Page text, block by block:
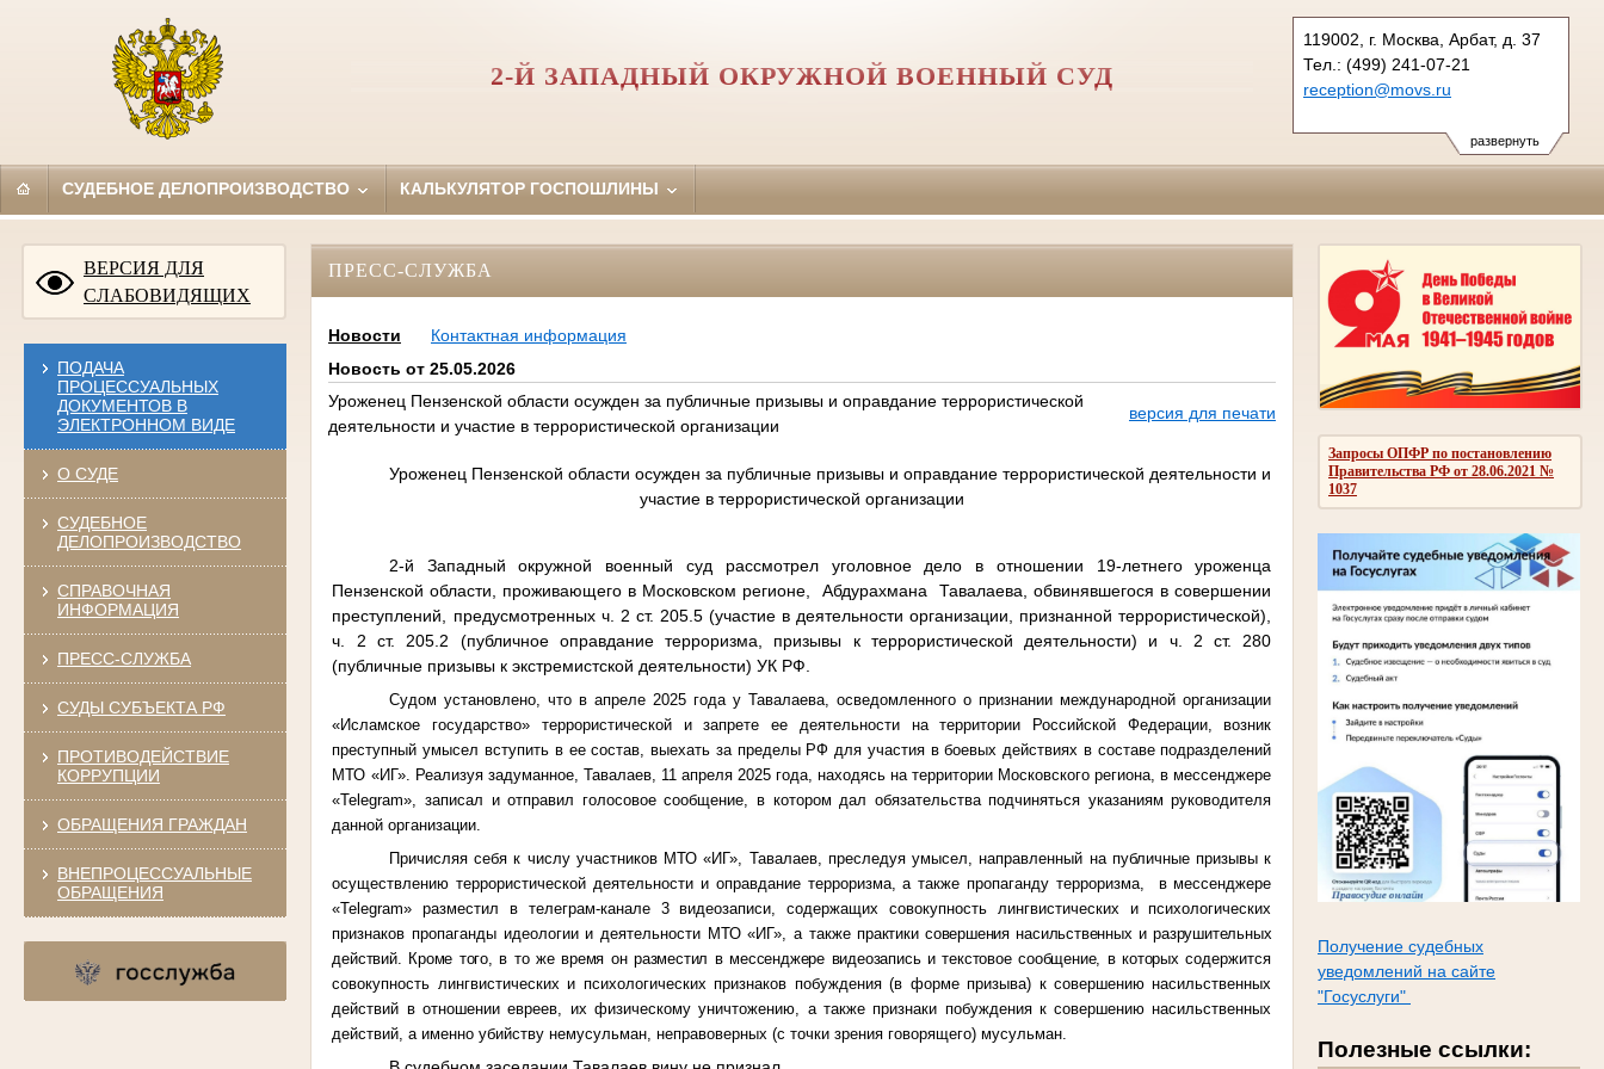
развернуть
119002, г. Москва, Арбат, д. 37
Тел.: (499) 241-07-21
reception@movs.ru
2-Й ЗАПАДНЫЙ ОКРУЖНОЙ ВОЕННЫЙ СУД
СУДЕБНОЕ ДЕЛОПРОИЗВОДСТВО КАЛЬКУЛЯТОР ГОСПОШЛИНЫ
ВЕРСИЯ ДЛЯ
СЛАБОВИДЯЩИХ
ПОДАЧА
ПРОЦЕССУАЛЬНЫХ
ДОКУМЕНТОВ В
ЭЛЕКТРОННОМ ВИДЕ
О СУДЕ
СУДЕБНОЕ
ДЕЛОПРОИЗВОДСТВО
СПРАВОЧНАЯ
ИНФОРМАЦИЯ
ПРЕСС-СЛУЖБА
СУДЫ СУБЪЕКТА РФ
ПРОТИВОДЕЙСТВИЕ
КОРРУПЦИИ
ОБРАЩЕНИЯ ГРАЖДАН
ВНЕПРОЦЕССУАЛЬНЫЕ
ОБРАЩЕНИЯ
Запросы ОПФР по постановлению
Правительства РФ от 28.06.2021 №
1037
Получение судебных
уведомлений на сайте
"Госуслуги"
Полезные ссылки:
ПРЕСС-СЛУЖБА
Новости
Контактная информация
Новость от 25.05.2026
Уроженец Пензенской области осужден за публичные призывы и оправдание террористической
деятельности и участие в террористической организации
версия для печати
Уроженец Пензенской области осужден за публичные призывы и оправдание террористической деятельности и
участие в террористической организации
2-й Западный окружной военный суд рассмотрел уголовное дело в отношении 19-летнего уроженца
Пензенской области, проживающего в Московском регионе, Абдурахмана Тавалаева, обвинявшегося в совершении
преступлений, предусмотренных ч. 2 ст. 205.5 (участие в деятельности организации, признанной террористической),
ч. 2 ст. 205.2 (публичное оправдание терроризма, призывы к террористической деятельности) и ч. 2 ст. 280
(публичные призывы к экстремистской деятельности) УК РФ.
Судом установлено, что в апреле 2025 года у Тавалаева, осведомленного о признании международной организации
«Исламское государство» террористической и запрете ее деятельности на территории Российской Федерации, возник
преступный умысел вступить в ее состав, выехать за пределы РФ для участия в боевых действиях в составе подразделений
МТО «ИГ». Реализуя задуманное, Тавалаев, 11 апреля 2025 года, находясь на территории Московского региона, в мессенджере
«Telegram», записал и отправил голосовое сообщение, в котором дал обязательства подчиняться указаниям руководителя
данной организации.
Причисляя себя к числу участников МТО «ИГ», Тавалаев, преследуя умысел, направленный на публичные призывы к
осуществлению террористической деятельности и оправдание терроризма, а также пропаганду терроризма, в мессенджере
«Telegram» разместил в телеграм-канале 3 видеозаписи, содержащих совокупность лингвистических и психологических
признаков пропаганды идеологии и деятельности МТО «ИГ», а такжепрактики совершения насильственных и разрушительных
действий. Кроме того, в то же время он разместил в мессенджере видеозапись и текстовое сообщение, в которыхсодержится
совокупность лингвистических и психологических признаков побуждения (в форме призыва) к совершению насильственных
действий в отношении евреев, их физическому уничтожению, а также признаки побуждения к совершению насильственных
действий, а именно убийству немусульман, неправоверных (с точки зрения говорящего) мусульман.